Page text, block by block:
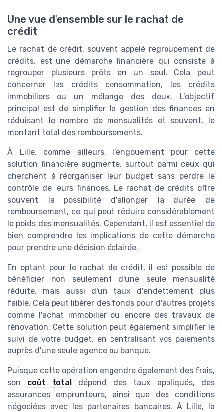
Une vue d'ensemble sur le rachat de
crédit
Le rachat de crédit, souvent appelé regroupement de
crédits, est une démarche financière qui consiste à
regrouper plusieurs prêts en un seul. Cela peut
concerner les crédits consommation, les crédits
immobiliers ou un mélange des deux. L'objectif
principal est de simplifier la gestion des finances en
réduisant le nombre de mensualités et souvent, le
montant total des remboursements.
À Lille, comme ailleurs, l'engouement pour cette
solution financière augmente, surtout parmi ceux qui
cherchent à réorganiser leur budget sans perdre le
contrôle de leurs finances. Le rachat de crédits offre
souvent la possibilité d'allonger la durée de
remboursement, ce qui peut réduire considérablement
le poids des mensualités. Cependant, il est essentiel de
bien comprendre les implications de cette démarche
pour prendre une décision éclairée.
En optant pour le rachat de crédit, il est possible de
bénéficier non seulement d'une seule mensualité
réduite, mais aussi d'un taux d'endettement plus
faible. Cela peut libérer des fonds pour d'autres projets
comme l'achat immobilier ou encore des travaux de
rénovation. Cette solution peut également simplifier le
suivi de votre budget, en centralisant vos paiements
auprès d'une seule agence ou banque.
Puisque cette opération engendre également des frais,
son coût total
dépend des taux appliqués, des
assurances emprunteurs, ainsi que des conditions
négociées avec les partenaires bancaires. À Lille, la